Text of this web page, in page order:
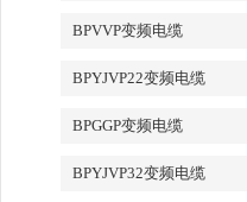
BPVVP变频电缆
BPYJVP22变频电缆
BPGGP变频电缆
BPYJVP32变频电缆